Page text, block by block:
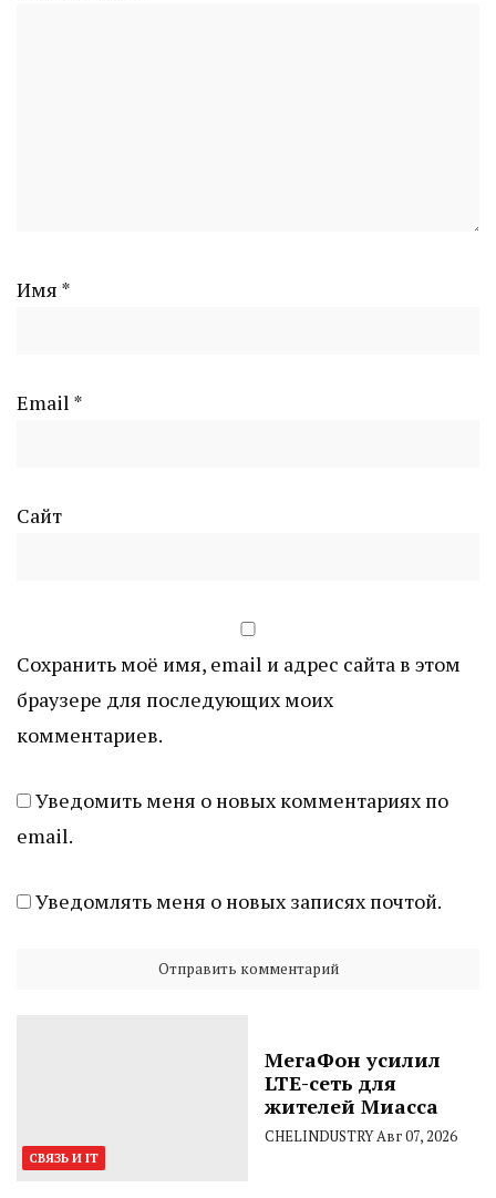
Имя *
Email *
Сайт
Сохранить моё имя, email и адрес сайта в этом
браузере для последующих моих
комментариев.
Уведомить меня о новых комментариях по
email.
Уведомлять меня о новых записях почтой.
СВЯЗЬ И IT
МегаФон усилил
LTE-сеть для
жителей Миасса
CHELINDUSTRYАвг 07, 2026